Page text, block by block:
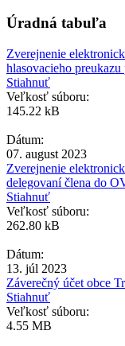
Úradná tabuľa
Zverejnenie
hlasovacieho
Stiahnuť
Veľkosť súboru:
145.22 kB
Dátum:
07. august 2023
Zverejnenie
delegovaní člena do
Stiahnuť
Veľkosť súboru:
262.80 kB
Dátum:
13. júl 2023
Záverečný účet obce
Stiahnuť
Veľkosť súboru:
4.55 MB